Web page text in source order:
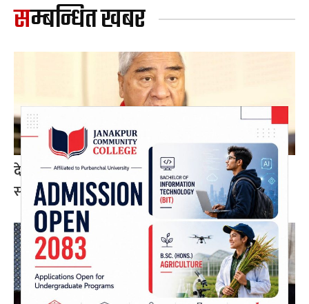
सम्बन्धित खबर
देउवा र खड्काको पुनरावलोकन निवेदनमा सुनुवाइ गर्न
सर्वोच्चको अनुमति